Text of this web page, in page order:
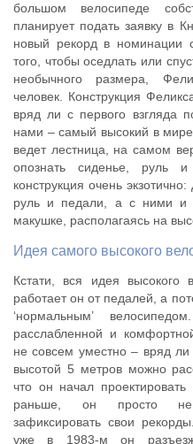
большом велосипеде
планирует подать заявку в
новый рекорд в номинации
того, чтобы оседлать или
необычного размера,
человек. Конструкция
вряд ли с первого взгляда
нами – самый высокий в
ведет лестница, на самом
опознать сиденье, руль
конструкция очень
руль и педали, а с ними и
макушке, располагаясь на
Идея самого высокого
Кстати, вся идея
работает он от педалей, а
‘нормальным’
расслабленной и
не совсем уместно – вряд
высотой 5 метров можно
что он начал
раньше, он просто не
зафиксировать свои
уже в 1983-м он